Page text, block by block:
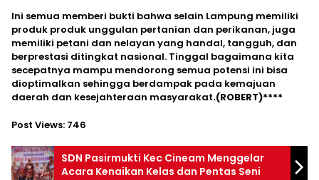
Ini semua memberi bukti bahwa selain Lampung memiliki
produk produk unggulan pertanian dan perikanan, juga
memiliki petani dan nelayan yang handal, tangguh, dan
berprestasi ditingkat nasional. Tinggal bagaimana kita
secepatnya mampu mendorong semua potensi ini bisa
dioptimalkan sehingga berdampak pada kemajuan
daerah dan kesejahteraan masyarakat.(ROBERT)****
Post Views: 746
SDN Pasirmukti Kec Cineam Menggelar
Acara Kenaikan Kelas dan Pentas Seni